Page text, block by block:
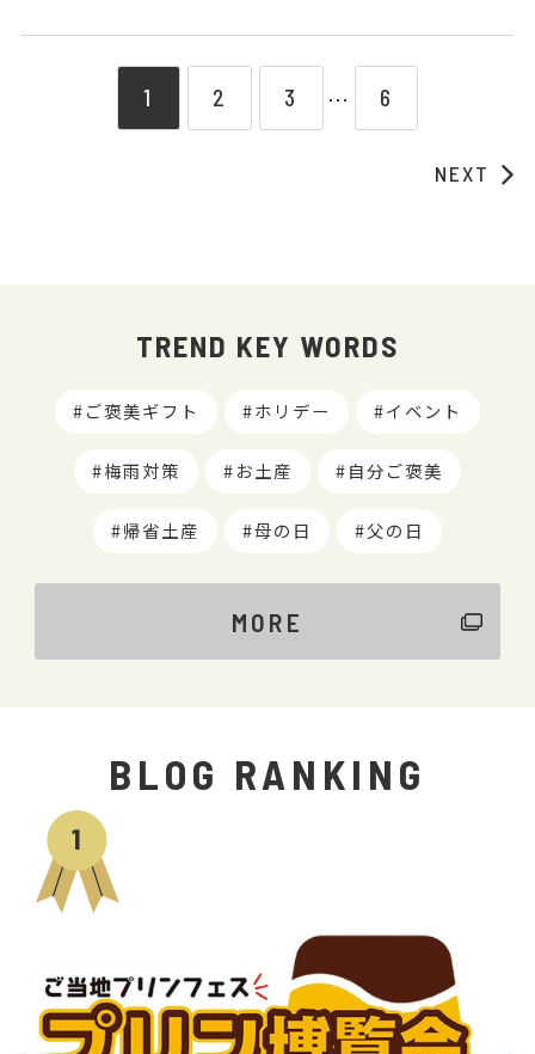
1 2 3 ⋯ 6
NEXT
TREND KEY WORDS
ご褒美ギフト ホリデー イベント
梅雨対策 お土産 自分ご褒美
帰省土産 母の日 父の日
MORE
BLOG RANKING